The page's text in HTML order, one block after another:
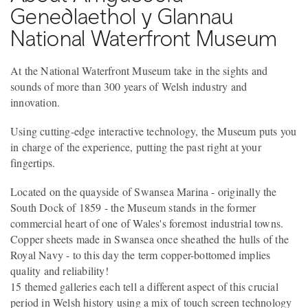
Genedlaethol y Glannau
National Waterfront Museum
At the National Waterfront Museum take in the sights and
sounds of more than 300 years of Welsh industry and
innovation.
Using cutting-edge interactive technology, the Museum puts you
in charge of the experience, putting the past right at your
fingertips.
Located on the quayside of Swansea Marina - originally the
South Dock of 1859 - the Museum stands in the former
commercial heart of one of Wales's foremost industrial towns.
Copper sheets made in Swansea once sheathed the hulls of the
Royal Navy - to this day the term copper-bottomed implies
quality and reliability!
15 themed galleries each tell a different aspect of this crucial
period in Welsh history using a mix of touch screen technology